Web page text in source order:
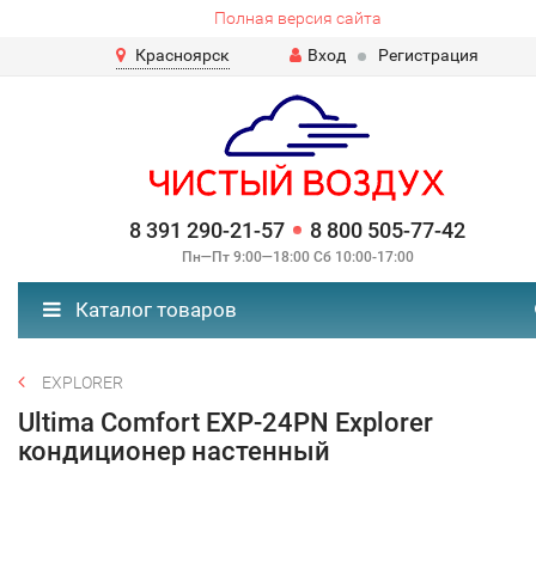
Полная версия сайта
Красноярск
Вход Регистрация
8 391 290-21-57 8 800 505-77-42
Пн—Пт 9:00—18:00 Сб 10:00-17:00
Каталог товаров
EXPLORER
Ultima Comfort EXP-24PN Explorer
кондиционер настенный